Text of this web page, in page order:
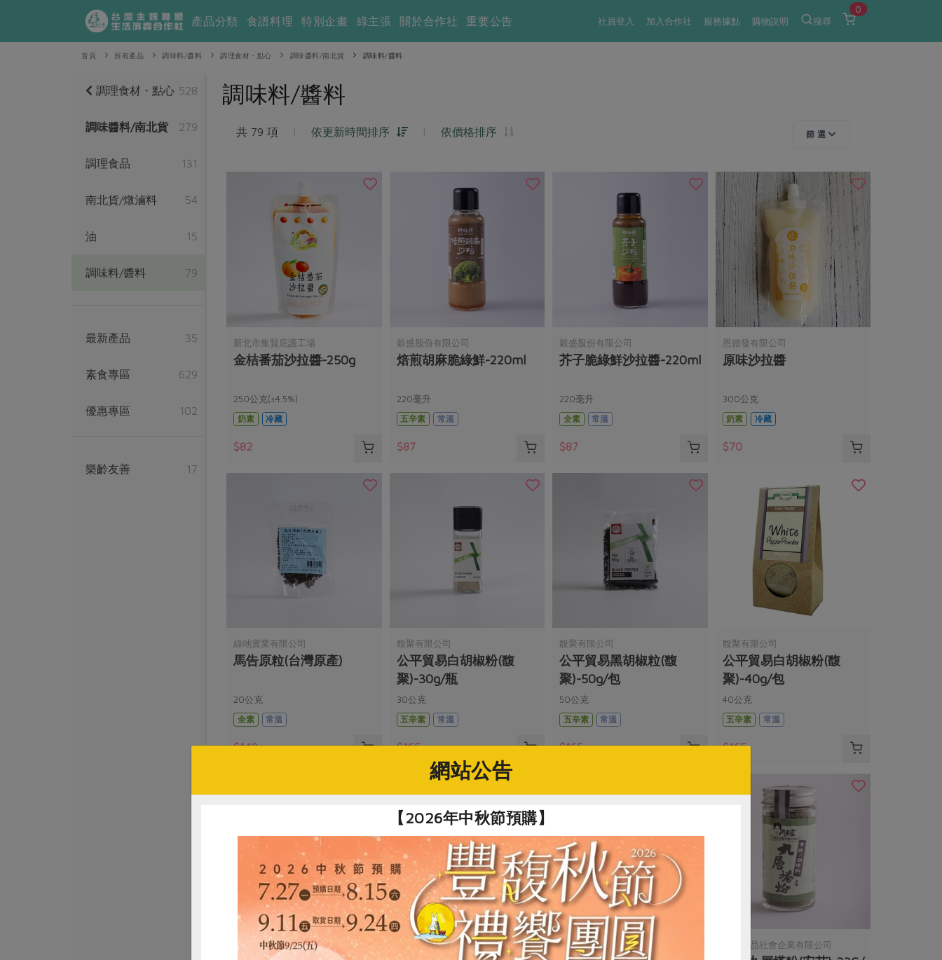
社員登入 加入合作社 服務據點 購物說明 搜尋
0
產品分類 食譜料理 特別企畫 綠主張 關於合作社 重要公告
首頁 所有產品 調味料/醬料 調理食材・點心 調味醬料/南北貨 調味料/醬料
調味料/醬料
共 79 項 | 依更新時間排序 | 依價格排序 篩 選
新北市集賢庇護工場
金桔番茄沙拉醬-250g
250公克(±4.5%)
奶素
冷藏
$82
穀盛股份有限公司
焙煎胡麻脆綠鮮-220ml
220毫升
五辛素
常溫
$87
穀盛股份有限公司
芥子脆綠鮮沙拉醬-220ml
220毫升
全素
常溫
$87
恩德發有限公司
原味沙拉醬
300公克
奶素
冷藏
$70
綠吔實業有限公司
馬告原粒(台灣原產)
20公克
全素
常溫
$140
馥聚有限公司
公平貿易白胡椒粉(馥
聚)-30g/瓶
30公克
五辛素
常溫
$165
馥聚有限公司
公平貿易黑胡椒粒(馥
聚)-50g/包
50公克
五辛素
常溫
$165
馥聚有限公司
公平貿易白胡椒粉(馥
聚)-40g/包
40公克
五辛素
常溫
$165
馥聚有限公司 馥聚有限公司 馥聚有限公司 安芯食品社會企業有限公司
調理食材・點心 528
調味醬料/南北貨 279
調理食品 131
南北貨/燉滷料 54
油 15
調味料/醬料 79
最新產品 35
素食專區 629
優惠專區 102
樂齡友善 17
網站公告
【2026年中秋節預購】